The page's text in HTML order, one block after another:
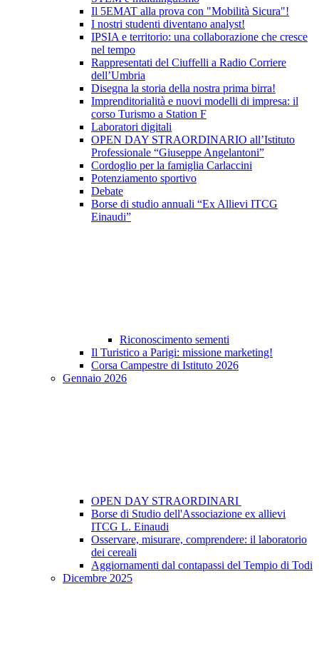
Il 5EMAT alla prova con "Mobilità Sicura"!
I nostri studenti diventano analyst!
IPSIA e territorio: una collaborazione che cresce
nel tempo
Rappresentati del Ciuffelli a Radio Corriere
dell’Umbria
Disegna la storia della nostra prima birra!
Imprenditorialità e nuovi modelli di impresa: il
corso Turismo a Station F
Laboratori digitali
OPEN DAY STRAORDINARIO all’Istituto
Professionale “Giuseppe Angelantoni”
Cordoglio per la famiglia Carlaccini
Potenziamento sportivo
Debate
Borse di studio annuali “Ex Allievi ITCG
Einaudi”
Riconoscimento sementi
Il Turistico a Parigi: missione marketing!
Corsa Campestre di Istituto 2026
Gennaio 2026
OPEN DAY STRAORDINARI
Borse di Studio dell'Associazione ex allievi
ITCG L. Einaudi
Osservare, misurare, comprendere: il laboratorio
dei cereali
Aggiornamenti dal contapassi del Tempio di Todi
Dicembre 2025